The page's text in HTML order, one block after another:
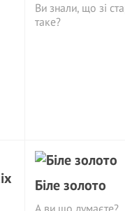
Ви знали, що зі
таке?
Біле золото
А ви що думаєте?